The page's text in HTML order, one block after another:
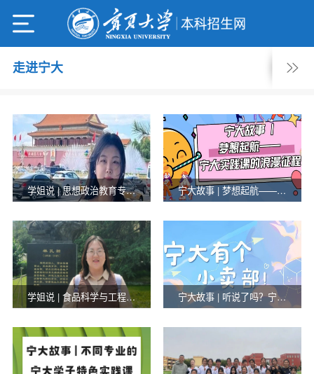
走进宁大
学姐说 | 思想政治教育专业：马丽——肩膀上是风，风上面是星空 宁大故事 | 梦想起航——宁大实践课的浪漫征程
学姐说 | 食品科学与工程专业：贾晓凤——高山不语，静水流深 宁大故事 | 听说了吗？宁大有个小卖部！